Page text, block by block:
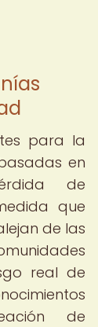
para la
en
de
que
de las
real de
de